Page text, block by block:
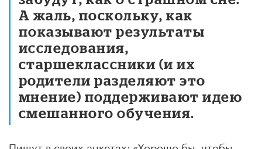
А жаль, поскольку, как
показывают результаты
исследования,
старшеклассники (и их
родители разделяют это
мнение) поддерживают идею
смешанного обучения.